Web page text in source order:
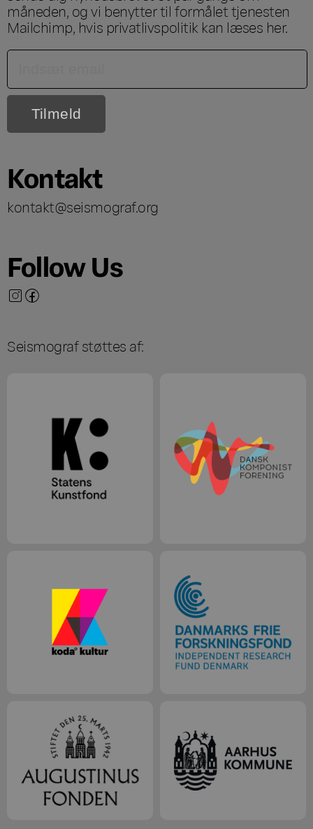
måneden, og vi benytter til formålet tjenesten
Mailchimp, hvis privatlivspolitik kan læses her.
Kontakt
kontakt@seismograf.org
Follow Us
Seismograf støttes af: